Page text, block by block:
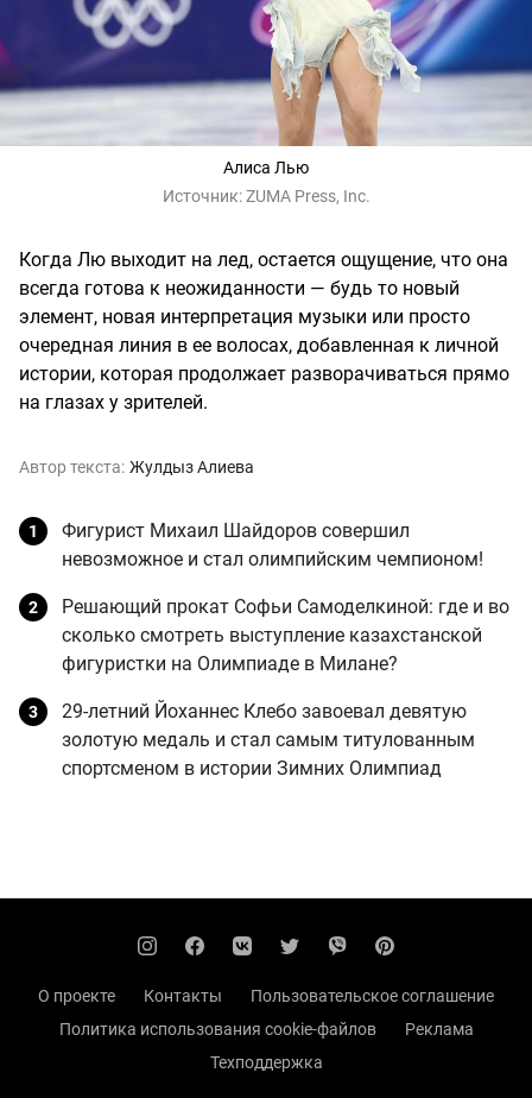
Алиса Лью
Источник:ZUMA Press, Inc.
Когда Лю выходит на лед, остается ощущение, что она
всегда готова к неожиданности — будь то новый
элемент, новая интерпретация музыки или просто
очередная линия в ее волосах, добавленная к личной
истории, которая продолжает разворачиваться прямо
на глазах у зрителей.
Автор текста: Жулдыз Алиева
Фигурист Михаил Шайдоров совершил
невозможное и стал олимпийским чемпионом!
Решающий прокат Софьи Самоделкиной: где и во
сколько смотреть выступление казахстанской
фигуристки на Олимпиаде в Милане?
29-летний Йоханнес Клебо завоевал девятую
золотую медаль и стал самым титулованным
спортсменом в истории Зимних Олимпиад
О проекте Контакты
Пользовательское соглашение
Политика использования cookie-файлов
Реклама
Техподдержка